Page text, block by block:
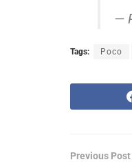
—
Tags: Poco
Previous Post